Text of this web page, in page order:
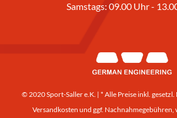
Samstags: 09.00 Uhr -
© 2020 Sport-Saller e.K. | * Alle Preise inkl.
Versandkosten und ggf. Nachnahmegebühren,